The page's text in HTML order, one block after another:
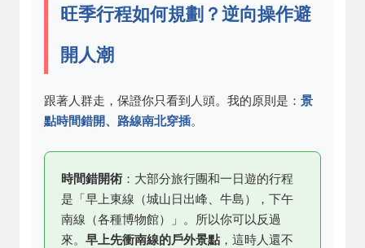
旺季行程如何規劃？逆向操作避
開人潮
跟著人群走，保證你只看到人頭。我的原則是： 景
點時間錯開、路線南北穿插。
時間錯開術 ：大部分旅行團和一日遊的行程
是「早上東線（城山日出峰、牛島），下午
南線（各種博物館）」。所以你可以反過
來。 早上先衝南線的戶外景點 ，這時人還不